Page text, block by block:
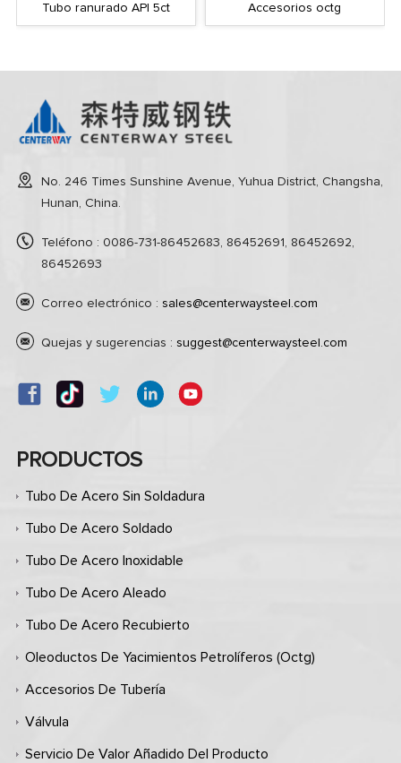
Tubo ranurado API 5ct Accesorios octg
No. 246 Times Sunshine Avenue, Yuhua District, Changsha,
Hunan, China.
Teléfono : 0086-731-86452683, 86452691, 86452692,
86452693
Correo electrónico : sales@centerwaysteel.com
Quejas y sugerencias : suggest@centerwaysteel.com
PRODUCTOS
Tubo De Acero Sin Soldadura
Tubo De Acero Soldado
Tubo De Acero Inoxidable
Tubo De Acero Aleado
Tubo De Acero Recubierto
Oleoductos De Yacimientos Petrolíferos (octg)
Accesorios De Tubería
Válvula
Servicio De Valor Añadido Del Producto